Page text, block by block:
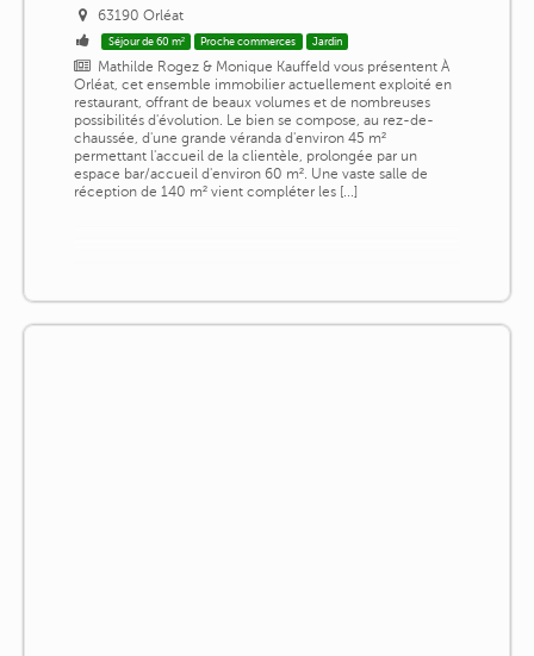
63190 Orléat
Séjour de 60 m² Proche commerces Jardin
Mathilde Rogez & Monique Kauffeld vous présentent À
Orléat, cet ensemble immobilier actuellement exploité en
restaurant, offrant de beaux volumes et de nombreuses
possibilités d'évolution. Le bien se compose, au rez-de-
chaussée, d'une grande véranda d'environ 45 m²
permettant l'accueil de la clientèle, prolongée par un
espace bar/accueil d'environ 60 m². Une vaste salle de
réception de 140 m² vient compléter les [...]